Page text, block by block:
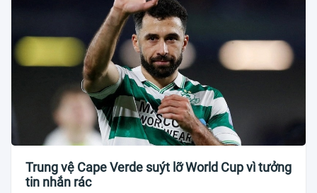
Trung vệ Cape Verde suýt lỡ World Cup vì tưởng
tin nhắn rác